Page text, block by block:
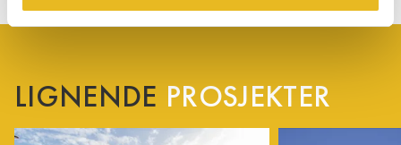
LIGNENDE PROSJEKTER